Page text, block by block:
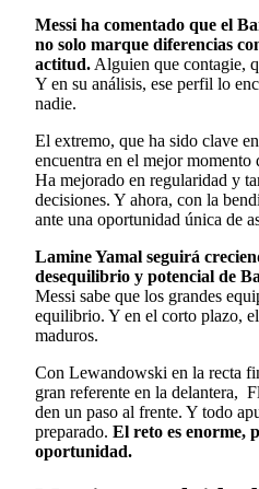
Messi ha comentado que el
no solo marque diferencias
actitud. Alguien que contagie,
Y en su análisis, ese perfil lo
nadie.
El extremo, que ha sido clave
encuentra en el mejor momento
Ha mejorado en regularidad y
decisiones. Y ahora, con la
ante una oportunidad única de
Lamine Yamal seguirá
desequilibrio y potencial de
Messi sabe que los grandes
equilibrio. Y en el corto plazo,
maduros.
Con Lewandowski en la recta
gran referente en la delantera,
den un paso al frente. Y todo
preparado. El reto es enorme,
oportunidad.